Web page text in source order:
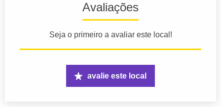
Avaliações
Seja o primeiro a avaliar este local!
avalie este local